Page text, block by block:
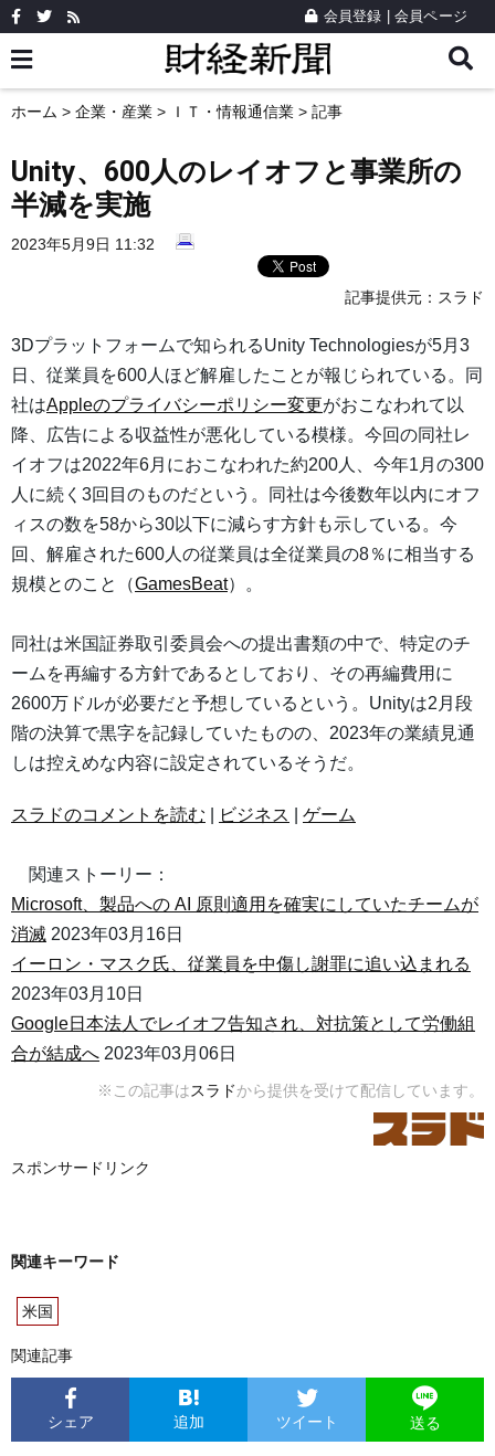
会員登録 会員ページ
ホーム > 企業・産業 > ＩＴ・情報通信業 > 記事
Unity、600人のレイオフと事業所の
半減を実施
2023年5月9日 11:32
記事提供元： スラド
3Dプラットフォームで知られるUnity Technologiesが5月3
日、従業員を600人ほど解雇したことが報じられている。同
社はAppleのプライバシーポリシー変更がおこなわれて以
降、広告による収益性が悪化している模様。今回の同社レ
イオフは2022年6月におこなわれた約200人、今年1月の300
人に続く3回目のものだという。同社は今後数年以内にオフ
ィスの数を58から30以下に減らす方針も示している。今
回、解雇された600人の従業員は全従業員の8％に相当する
規模とのこと（GamesBeat）。
同社は米国証券取引委員会への提出書類の中で、特定のチ
ームを再編する方針であるとしており、その再編費用に
2600万ドルが必要だと予想しているという。Unityは2月段
階の決算で黒字を記録していたものの、2023年の業績見通
しは控えめな内容に設定されているそうだ。
スラドのコメントを読む ビジネス ゲーム
関連ストーリー：
Microsoft、製品への AI 原則適用を確実にしていたチームが
消滅 2023年03月16日
イーロン・マスク氏、従業員を中傷し謝罪に追い込まれる
2023年03月10日
Google日本法人でレイオフ告知され、対抗策として労働組
合が結成へ 2023年03月06日
※この記事はスラドから提供を受けて配信しています。
スポンサードリンク
関連キーワード
米国
関連記事
シェア 追加 ツイート 送る